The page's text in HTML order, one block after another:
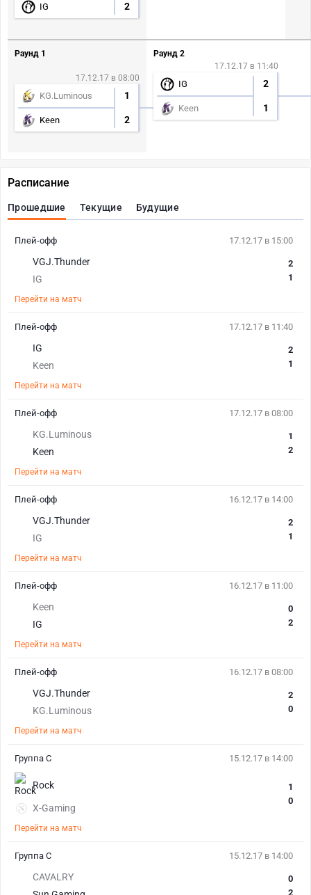
IG 2
Раунд 1
17.12.17 в 08:00
KG.Luminous 1
Keen 2
Раунд 2
17.12.17 в 11:40
IG 2
Keen 1
Расписание
Прошедшие Текущие Будущие
17.12.17 в 15:00
VGJ.Thunder
IG
2
1
Перейти на матч
Плей-офф
17.12.17 в 11:40
IG
Keen
2
1
Перейти на матч
Плей-офф
17.12.17 в 08:00
KG.Luminous
Keen
1
2
Перейти на матч
Плей-офф
16.12.17 в 14:00
VGJ.Thunder
IG
2
1
Перейти на матч
Плей-офф
16.12.17 в 11:00
Keen
IG
0
2
Перейти на матч
Плей-офф
16.12.17 в 08:00
VGJ.Thunder
KG.Luminous
2
0
Перейти на матч
Плей-офф
15.12.17 в 14:00
Rock
X-Gaming
1
0
Перейти на матч
Группа C
15.12.17 в 14:00
CAVALRY
0
2
Группа C